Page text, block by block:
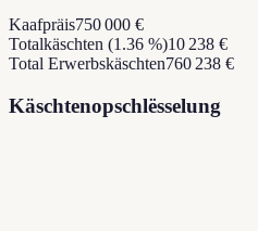
Kaafpräis750 000 €
Totalkäschten (1.36 %)10 238 €
Total Erwerbskäschten760 238 €
Käschtenopschlësselung